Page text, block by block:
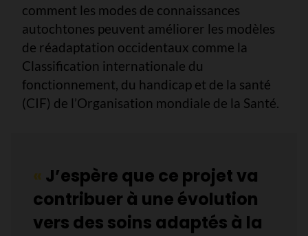
comment les modes de connaissances
autochtones peuvent améliorer les modèles
de réadaptation occidentaux comme la
Classification internationale du
fonctionnement, du handicap et de la santé
(CIF) de l’Organisation mondiale de la Santé.
« J’espère que ce projet va
contribuer à une évolution
vers des soins adaptés à la